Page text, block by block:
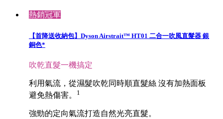
熱銷冠軍
【首降送收納包】Dyson Airstrait™ HT01 二合一吹風直髮器 銀
銅色*
吹乾直髮一機搞定
利用氣流，從濕髮吹乾同時順直髮絲 沒有加熱面板
避免熱傷害。
1
強勁的定向氣流打造自然光亮直髮。